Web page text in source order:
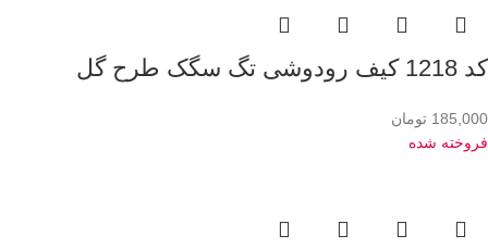
کد 1218 کیف رودوشی تگ سگک طرح گل
185,000 تومان
فروخته شده